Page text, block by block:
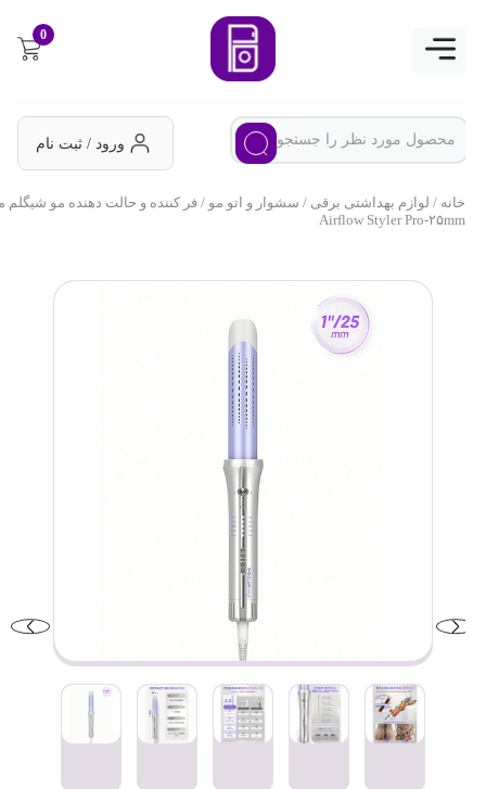
ورود / ثبت نام
خانه/لوازم بهداشتی برقی /سشوار و اتو مو/ فر کننده و حالت دهنده مو شیگلم مدل
Airflow Styler Pro-۲۵mm